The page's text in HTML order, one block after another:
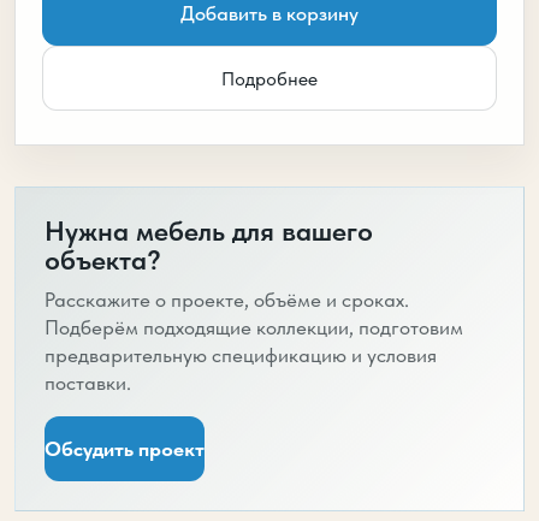
Добавить в корзину
Подробнее
Нужна мебель для вашего
объекта?
Расскажите о проекте, объёме и сроках.
Подберём подходящие коллекции, подготовим
предварительную спецификацию и условия
поставки.
Обсудить проект